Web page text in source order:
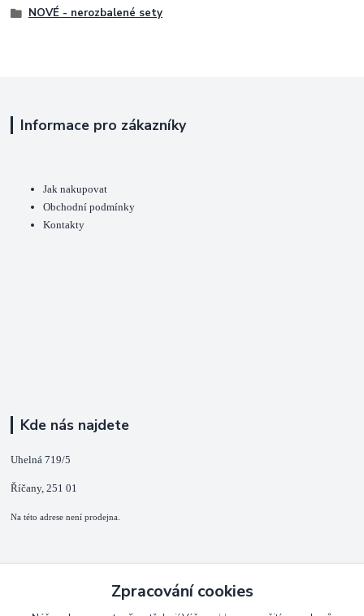
NOVÉ - nerozbalené sety
Informace pro zákazníky
Jak nakupovat
Obchodní podmínky
Kontakty
Kde nás najdete
Uhelná 719/5
Říčany, 251 01
Na této adrese není prodejna.
+420 725 889 873
Zpracování cookies